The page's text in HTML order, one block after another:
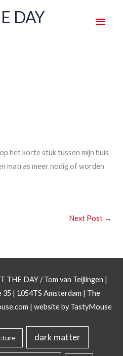
DAY
Main
het korte stuk tussen mijn huis
matras meer nodig of worden
Next Post →
THE DAY/ Tom van Teijlingen |
| 1054TS Amsterdam | The
| website by TastyMouse
dark matter